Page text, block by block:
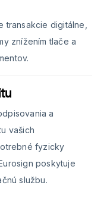
transakcie digitálne,
znížením tlače a
a
vašich
fyzicky
poskytuje
službu.